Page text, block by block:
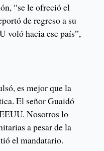
“se le ofreció el
de regreso a su
voló hacia ese país”,
es mejor que la
El señor Guaidó
Nosotros lo
a pesar de la
el mandatario.